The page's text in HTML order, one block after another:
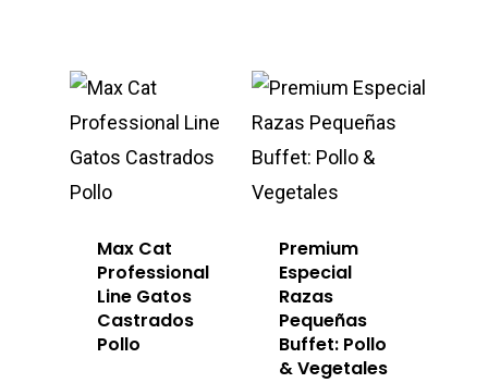
Max Cat
Professional
Line Gatos
Castrados
Pollo
Premium
Especial
Razas
Pequeñas
Buffet: Pollo
& Vegetales